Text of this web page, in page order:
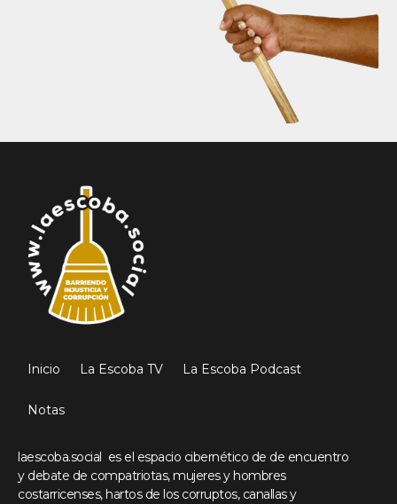
Inicio La Escoba TV La Escoba Podcast
Notas
laescoba.social es el espacio cibernético de de encuentro
y debate de compatriotas, mujeres y hombres
costarricenses, hartos de los corruptos, canallas y